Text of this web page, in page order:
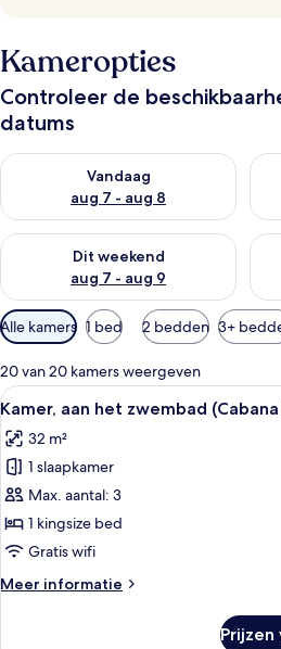
Kameropties
Controleer de
datums
Vandaag
aug 7 - aug 8
De beschikbaarheid controlerenDe
Dit weekend
aug 7 - aug 9
De beschikbaarheid controlerenDe
Beschikbare
filters
voor
kamers
Alle kamers 1 bed 2 bedden 3+
20 van 20 kamers weergeven
Alle
foto's
voor
Kamer,
aan
het
zwembad
Building)
Een
7
Kamer, aan het zwembad
32 m²
1 slaapkamer
Max. aantal: 3
1 kingsize bed
Gratis wifi
Meer informatie
Meer
Prijzen